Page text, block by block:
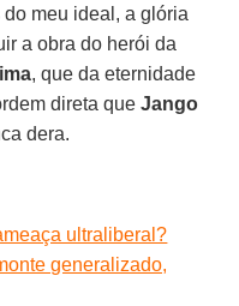
meu ideal, a glória
a obra do herói da
, que da eternidade
direta queJango
dera.
ultraliberal?
generalizado,